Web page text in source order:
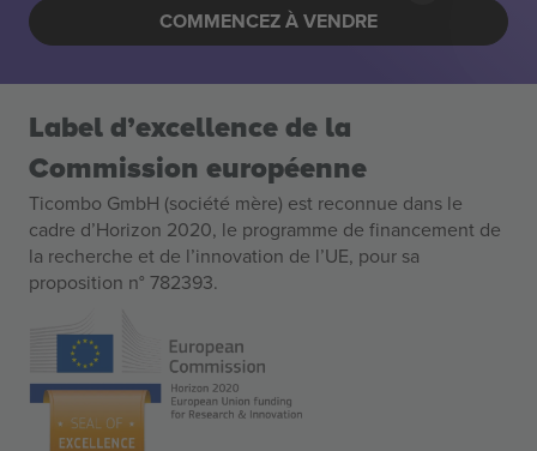
COMMENCEZ À VENDRE
Label d’excellence de la
Commission européenne
Ticombo GmbH (société mère) est reconnue dans le
cadre d’Horizon 2020, le programme de financement de
la recherche et de l’innovation de l’UE, pour sa
proposition n° 782393.